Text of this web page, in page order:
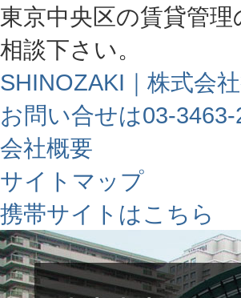
東京中央区の賃貸管
相談下さい。
SHINOZAKI｜株式会
お問い合せは03-3463-
会社概要
サイトマップ
携帯サイトはこちら